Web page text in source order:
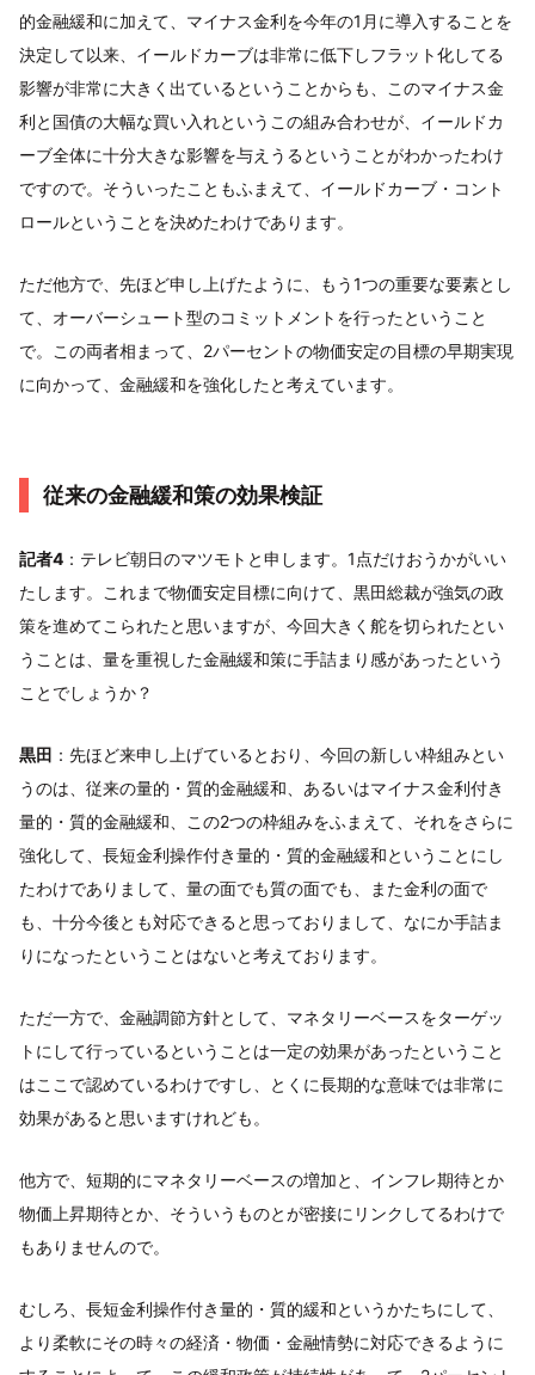
的金融緩和に加えて、マイナス金利を今年の1月に導入することを
決定して以来、イールドカーブは非常に低下しフラット化してる
影響が非常に大きく出ているということからも、このマイナス金
利と国債の大幅な買い入れというこの組み合わせが、イールドカ
ーブ全体に十分大きな影響を与えうるということがわかったわけ
ですので。そういったこともふまえて、イールドカーブ・コント
ロールということを決めたわけであります。
ただ他方で、先ほど申し上げたように、もう1つの重要な要素とし
て、オーバーシュート型のコミットメントを行ったということ
で。この両者相まって、2パーセントの物価安定の目標の早期実現
に向かって、金融緩和を強化したと考えています。
従来の金融緩和策の効果検証
記者4 ：テレビ朝日のマツモトと申します。1点だけおうかがいい
たします。これまで物価安定目標に向けて、黒田総裁が強気の政
策を進めてこられたと思いますが、今回大きく舵を切られたとい
うことは、量を重視した金融緩和策に手詰まり感があったという
ことでしょうか？
黒田 ：先ほど来申し上げているとおり、今回の新しい枠組みとい
うのは、従来の量的・質的金融緩和、あるいはマイナス金利付き
量的・質的金融緩和、この2つの枠組みをふまえて、それをさらに
強化して、長短金利操作付き量的・質的金融緩和ということにし
たわけでありまして、量の面でも質の面でも、また金利の面で
も、十分今後とも対応できると思っておりまして、なにか手詰ま
りになったということはないと考えております。
ただ一方で、金融調節方針として、マネタリーベースをターゲッ
トにして行っているということは一定の効果があったということ
はここで認めているわけですし、とくに長期的な意味では非常に
効果があると思いますけれども。
他方で、短期的にマネタリーベースの増加と、インフレ期待とか
物価上昇期待とか、そういうものとが密接にリンクしてるわけで
もありませんので。
むしろ、長短金利操作付き量的・質的緩和というかたちにして、
より柔軟にその時々の経済・物価・金融情勢に対応できるように